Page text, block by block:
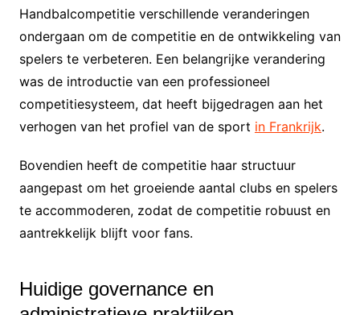
Handbalcompetitie verschillende veranderingen
ondergaan om de competitie en de ontwikkeling van
spelers te verbeteren. Een belangrijke verandering
was de introductie van een professioneel
competitiesysteem, dat heeft bijgedragen aan het
verhogen van het profiel van de sport in Frankrijk.
Bovendien heeft de competitie haar structuur
aangepast om het groeiende aantal clubs en spelers
te accommoderen, zodat de competitie robuust en
aantrekkelijk blijft voor fans.
Huidige governance en